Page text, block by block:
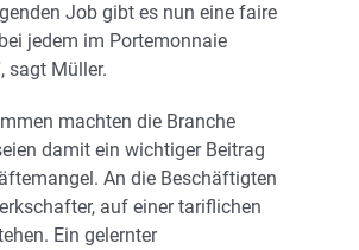
Job gibt es nun eine faire
jedem im Portemonnaie
sagt Müller.
machten die Branche
damit ein wichtiger Beitrag
An die Beschäftigten
auf einer tariflichen
Ein gelernter